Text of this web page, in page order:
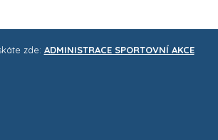
zde: ADMINISTRACE SPORTOVNÍ AKCE